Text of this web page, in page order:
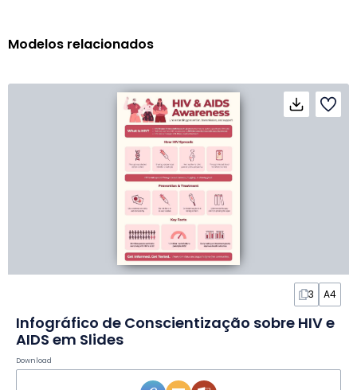
Modelos relacionados
3 A4
Infográfico de Conscientização sobre HIV e
AIDS em Slides
Download